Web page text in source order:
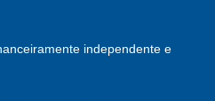
independente e